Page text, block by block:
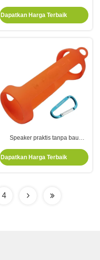
Keluar Speaker Penyerapan
Kejut Aksesoris Silikon
Dapatkan Harga Terbaik
Speaker praktis tanpa bau
speaker silikon Tutup pelindung
Dapatkan Harga Terbaik
4